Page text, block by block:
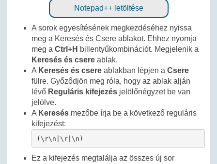
Notepad++ letöltése
A sorok egyesítésének megkezdéséhez nyissa
meg a Keresés és Csere ablakot. Ehhez nyomja
meg a Ctrl+H billentyűkombinációt. Megjelenik a
Keresés és csere ablak.
A Keresés és csere ablakban lépjen a Csere
fülre. Győződjön meg róla, hogy az ablak alján
lévő Reguláris kifejezés jelölőnégyzet be van
jelölve.
A Keresés mezőbe írja be a következő reguláris
kifejezést:
(\r\n|\r|\n)
Ez a kifejezés megtalálja az összes új sor